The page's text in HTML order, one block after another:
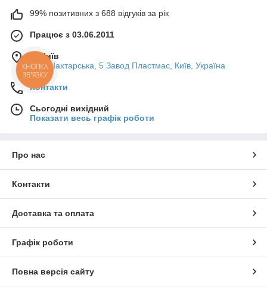
99% позитивних з 688 відгуків за рік
Працює з 03.06.2011
м. Київ
вул. Шахтарська, 5 Завод Пластмас, Київ, Україна
Контакти
Сьогодні вихідний
Показати весь графік роботи
Про нас
Контакти
Доставка та оплата
Графік роботи
Повна версія сайту
КНОПКА
ЗВ'ЯЗКУ